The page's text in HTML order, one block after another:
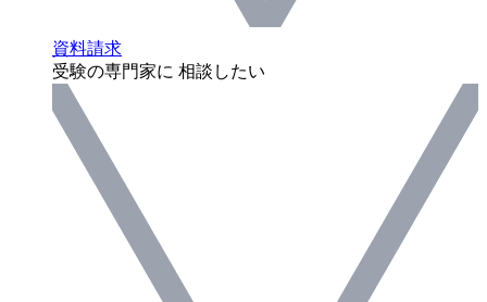
資料請求
受験の専門家に 相談したい